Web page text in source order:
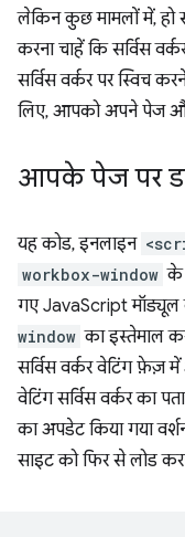
लेकिन कुछ मामलों में, हो
करना चाहें कि सर्विस
सर्विस वर्कर पर स्विच
लिए, आपको अपने पेज
आपके पेज पर
यह कोड, इनलाइन
workbox-window के
गए JavaScript मॉड्यूल
window का इस्तेमाल
सर्विस वर्कर वेटिंग फ़ेज़
वेटिंग सर्विस वर्कर का
का अपडेट किया गया
साइट को फिर से लोड